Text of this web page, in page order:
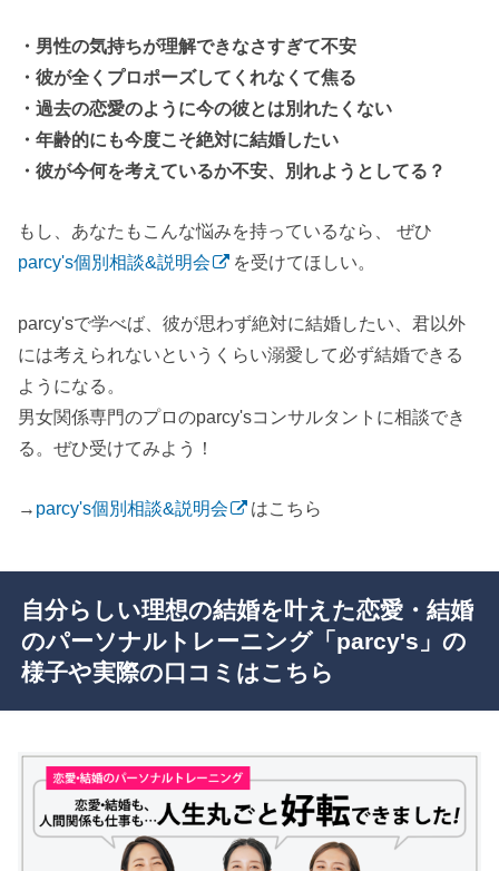
・男性の気持ちが理解できなさすぎて不安
・彼が全くプロポーズしてくれなくて焦る
・過去の恋愛のように今の彼とは別れたくない
・年齢的にも今度こそ絶対に結婚したい
・彼が今何を考えているか不安、別れようとしてる？
もし、あなたもこんな悩みを持っているなら、 ぜひ
parcy's個別相談&説明会
を受けてほしい。
parcy'sで学べば、彼が思わず絶対に結婚したい、君以外
には考えられないというくらい溺愛して必ず結婚できる
ようになる。
男女関係専門のプロのparcy'sコンサルタントに相談でき
る。ぜひ受けてみよう！
→ parcy's個別相談&説明会 はこちら
自分らしい理想の結婚を叶えた恋愛・結婚
のパーソナルトレーニング「parcy's」の
様子や実際の口コミはこちら